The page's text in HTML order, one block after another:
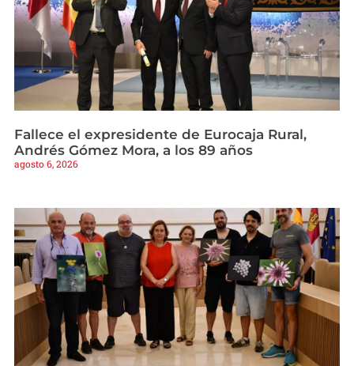
Fallece el expresidente de Eurocaja Rural,
Andrés Gómez Mora, a los 89 años
agosto 6, 2026